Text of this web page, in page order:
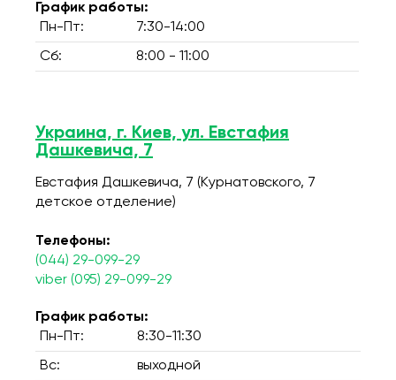
График работы:
Пн-Пт:
7:30-14:00
Сб: 8:00 - 11:00
Украина, г. Киев, ул. Евстафия
Дашкевича, 7
Евстафия Дашкевича, 7 (Курнатовского, 7
детское отделение)
Телефоны:
(044) 29-099-29
viber (095) 29-099-29
График работы:
Пн-Пт:
8:30-11:30
Вс: выходной